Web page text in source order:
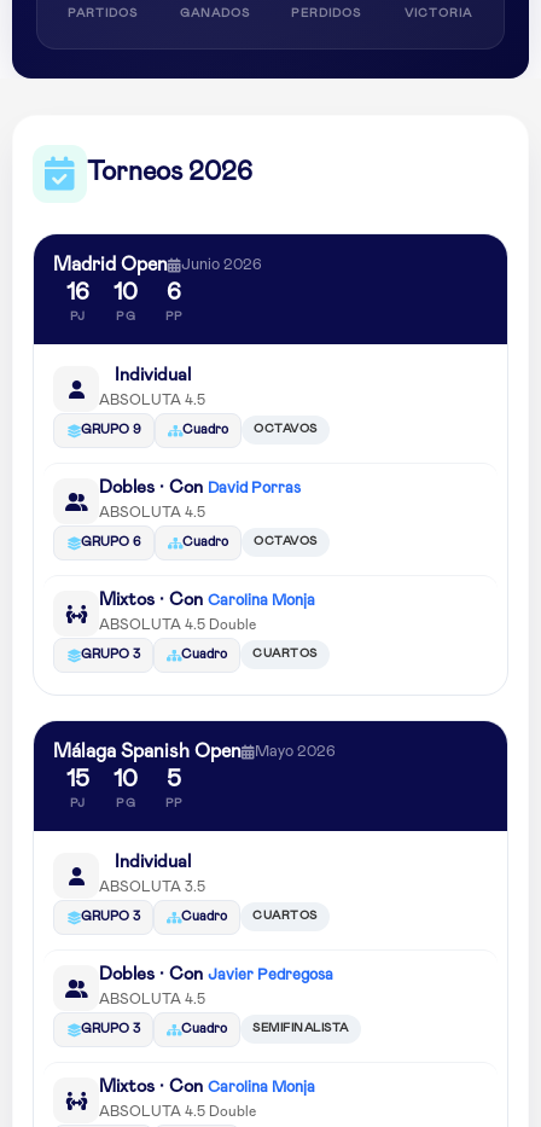
PARTIDOS GANADOS PERDIDOS VICTORIA
Torneos 2026
Madrid Open Junio 2026
16
PJ
10
PG
6
PP
Individual
ABSOLUTA 4.5
GRUPO 9 Cuadro OCTAVOS
Dobles · Con David Porras
ABSOLUTA 4.5
GRUPO 6 Cuadro OCTAVOS
Mixtos · Con Carolina Monja
ABSOLUTA 4.5 Double
GRUPO 3 Cuadro CUARTOS
Málaga Spanish Open Mayo 2026
15
PJ
10
PG
5
PP
Individual
ABSOLUTA 3.5
GRUPO 3 Cuadro CUARTOS
Dobles · Con Javier Pedregosa
ABSOLUTA 4.5
GRUPO 3 Cuadro SEMIFINALISTA
Mixtos · Con Carolina Monja
ABSOLUTA 4.5 Double